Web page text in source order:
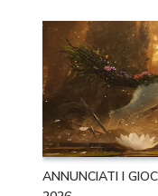
ANNUNCIATI I